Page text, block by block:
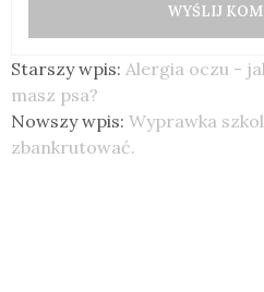
Starszy wpis: Alergia oczu -
masz psa?
Nowszy wpis: Wyprawka
zbankrutować.